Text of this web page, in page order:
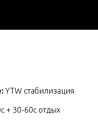
YTW стабилизация
+ 30-60с отдых